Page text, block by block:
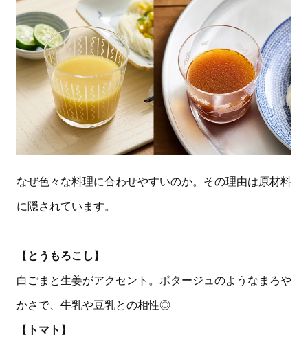
なぜ色々な料理に合わせやすいのか。その理由は原材料
に隠されています。
【 とうもろこし 】
白ごまと生姜がアクセント。ポタージュのようなまろや
かさで、牛乳や豆乳との相性◎
【 トマト 】